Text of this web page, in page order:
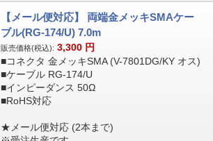
【メール便対応】 両端金メッキSMAケー
ブル(RG-174/U) 7.0m
販売価格(税込): 3,300 円
■コネクタ 金メッキSMA (V-7801DG/KY オス)
■ケーブル RG-174/U
■インピーダンス 50Ω
■RoHS対応
★メール便対応 (2本まで)